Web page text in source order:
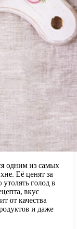
одним из самых
Её ценят за
утолять голод в
вкус
от качества
и даже